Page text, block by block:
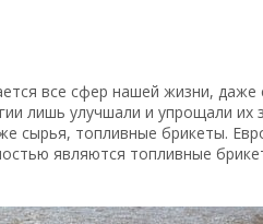
все сфер нашей жизни,
лишь улучшали и упрощали
сырья, топливные брикеты.
являются топливные